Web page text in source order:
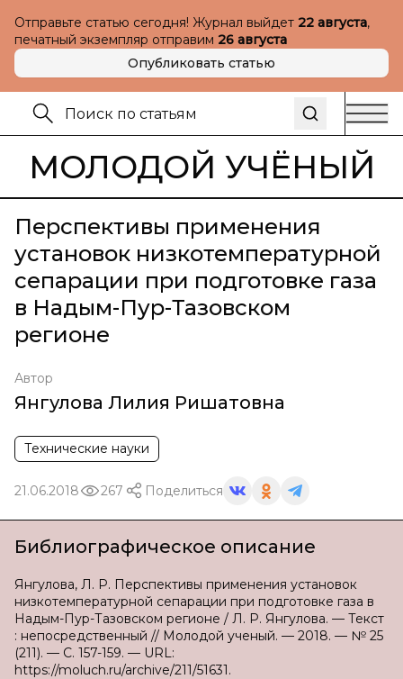
Отправьте статью сегодня! Журнал выйдет 22 августа,
печатный экземпляр отправим 26 августа
Опубликовать статью
МОЛОДОЙ УЧЁНЫЙ
Перспективы применения
установок низкотемпературной
сепарации при подготовке газа
в Надым-Пур-Тазовском
регионе
Автор
Янгулова Лилия Ришатовна
Технические науки
21.06.2018 267 Поделиться
Библиографическое описание
Янгулова, Л. Р. Перспективы применения установок
низкотемпературной сепарации при подготовке газа в
Надым-Пур-Тазовском регионе / Л. Р. Янгулова. — Текст
: непосредственный // Молодой ученый. — 2018. — № 25
(211). — С. 157-159. — URL:
https://moluch.ru/archive/211/51631.